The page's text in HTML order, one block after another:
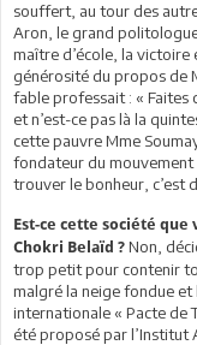
souffert, au tour des
Aron, le grand
maître d’école, la
générosité du propos de
fable professait : « Faites
et n’est-ce pas là la
cette pauvre Mme
fondateur du mouvement
trouver le bonheur, c’est
Est-ce cette société que
Chokri Belaïd ? Non,
trop petit pour contenir
malgré la neige fondue
internationale « Pacte de
été proposé par l’Institut